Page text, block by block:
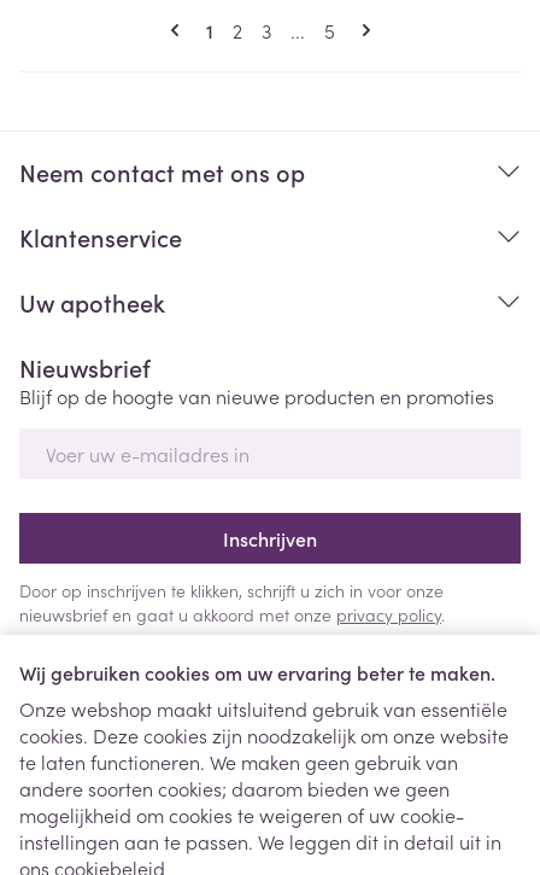
Wij gebruiken cookies om uw ervaring beter te maken.
Onze webshop maakt uitsluitend gebruik van essentiële
cookies. Deze cookies zijn noodzakelijk om onze website
te laten functioneren. We maken geen gebruik van
andere soorten cookies; daarom bieden we geen
mogelijkheid om cookies te weigeren of uw cookie-
instellingen aan te passen. We leggen dit in detail uit in
ons cookiebeleid
Pagina's
U lees momenteel pagina
1 Pagina
2 Pagina
3 ... Pagina
5
Neem contact met ons op
Klantenservice
Uw apotheek
Nieuwsbrief
Blijf op de hoogte van nieuwe producten en promoties
Inschrijven
Door op inschrijven te klikken, schrijft u zich in voor onze
nieuwsbrief en gaat u akkoord met onze privacy policy.
Juridische links